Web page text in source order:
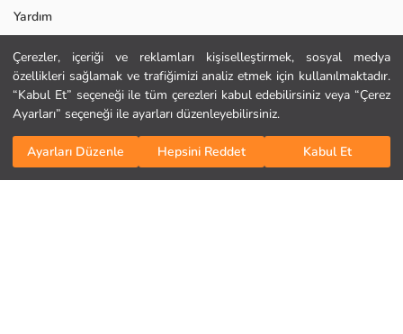
Çerezler, içeriği ve reklamları kişiselleştirmek, sosyal medya
özellikleri sağlamak ve trafiğimizi analiz etmek için kullanılmaktadır.
“Kabul Et” seçeneği ile tüm çerezleri kabul edebilirsiniz veya “Çerez
Ayarları” seçeneği ile ayarları düzenleyebilirsiniz.
Ayarları Düzenle Hepsini Reddet Kabul Et
Sepete Ekle
KURU TEMİZLEME YAPILAMAZ
ORTA SICAKLIKTA ÜTÜLEYİNİZ
TAMBURLU KURUTMA YAPMAYINIZ
AĞARTICI KULLANMAYINIZ
MAKSİMUM 30 °C SICAKLIKTA YIKAYINIZ
Yardım
Sıkça Sorulan Sorular
İade
Hediye Kartı Satın Al
Bizi Takip Edin